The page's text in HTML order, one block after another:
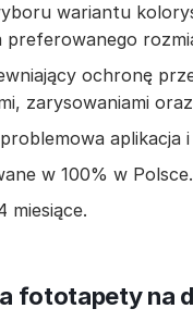
wariantu
preferowanego
ochronę
zarysowaniami
aplikacja
w 100% w Polsce.
miesiące.
fototapety na